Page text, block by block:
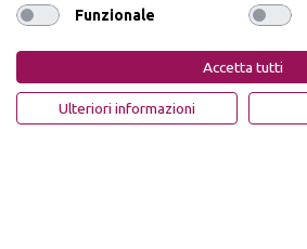
Funzionale
Accetta tutti
Ulteriori informazioni